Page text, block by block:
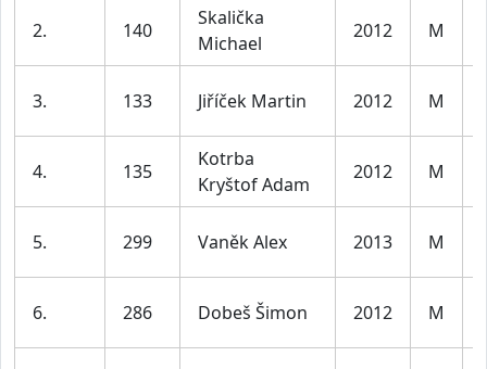
2. 140
Skalička
Michael
2012 M
3. 133 Jiříček Martin 2012 M
4. 135
Kotrba
Kryštof Adam
2012 M
5. 299 Vaněk Alex 2013 M
6. 286 Dobeš Šimon 2012 M